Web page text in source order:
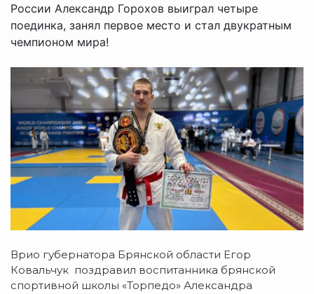
России Александр Горохов выиграл четыре
поединка, занял первое место и стал двукратным
чемпионом мира!
Врио губернатора Брянской области Егор
Ковальчук поздравил воспитанника брянской
спортивной школы «Торпедо» Александра